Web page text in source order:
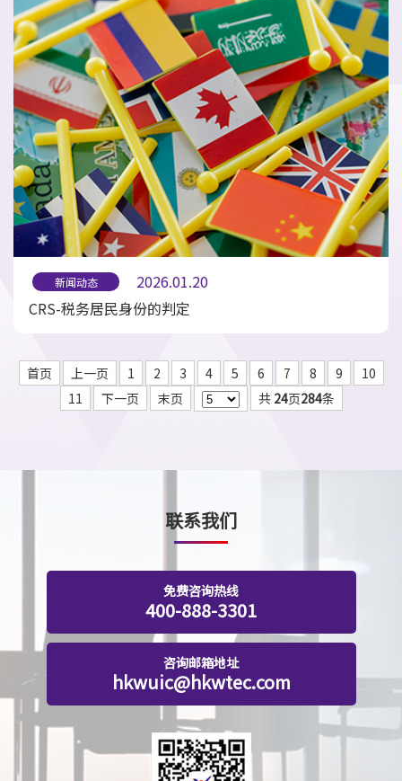
新闻动态
2026.01.20
CRS-税务居民身份的判定
首页 上一页 1 2 3 4 5 6 7 8 9
10
11
下一页 末页 共 24页284条
联系我们
免费咨询热线
400-888-3301
咨询邮箱地址
hkwuic@hkwtec.com